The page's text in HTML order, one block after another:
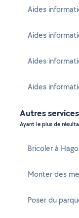
Aides
Aides
Aides
Aides
Autres
Ayant le plus de
Bricoler à
Monter des
Poser du